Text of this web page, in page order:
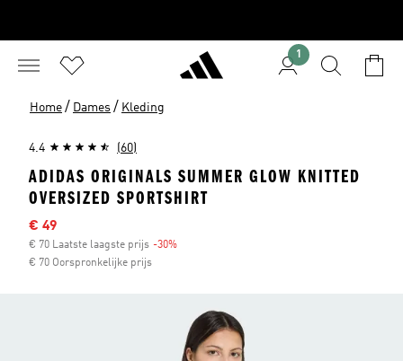
1
Home / Dames / Kleding
4.4 (60)
ADIDAS ORIGINALS SUMMER GLOW KNITTED
OVERSIZED SPORTSHIRT
Afgeprijsde prijs
€ 49
€ 70 Laatste laagste prijs -30%
€ 70 Oorspronkelijke prijs